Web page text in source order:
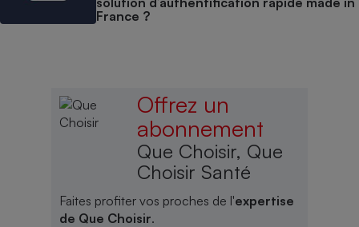
France ?
Offrez un
abonnement
Que Choisir, Que
Choisir Santé
Faites profiter vos proches de l'expertise
de Que Choisir.